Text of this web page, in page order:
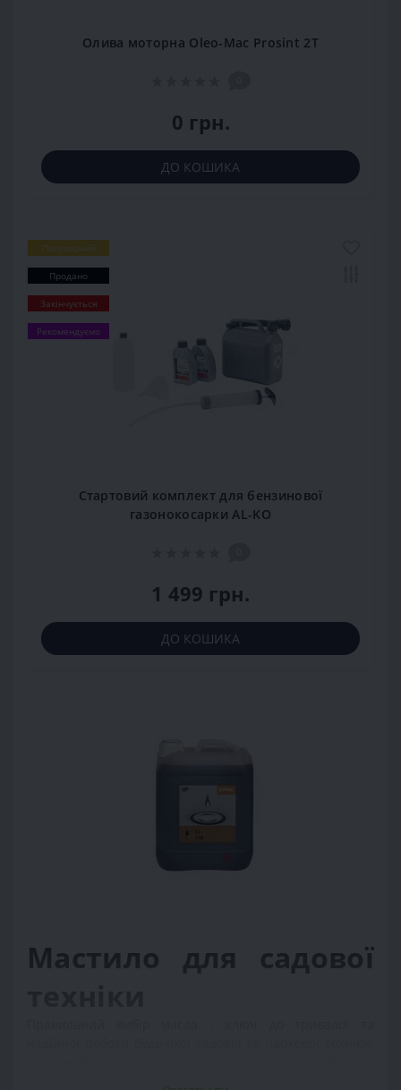
Олива моторна Oleo-Mac Prosint 2T
0 грн.
ДО КОШИКА
Популярний
Продано
Закінчується
Рекомендуємо
Стартовий комплект для бензинової
газонокосарки AL-KO
1 499 грн.
ДО КОШИКА
Мастило для садової